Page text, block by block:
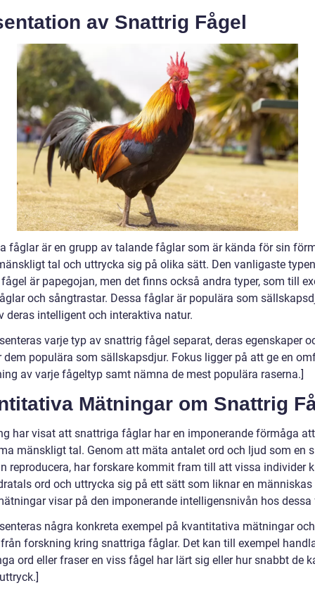
av Snattrig Fågel
fåglar är en grupp av talande fåglar som är kända för sin
tal och uttrycka sig på olika sätt. Den vanligaste
är papegojan, men det finns också andra typer, som till
och sångtrastar. Dessa fåglar är populära som
deras intelligent och interaktiva natur.
varje typ av snattrig fågel separat, deras egenskaper
dem populära som sällskapsdjur. Fokus ligger på att ge en
av varje fågeltyp samt nämna de mest populära raserna.]
Mätningar om Snattrig
har visat att snattriga fåglar har en imponerande förmåga
mänskligt tal. Genom att mäta antalet ord och ljud som en
reproducera, har forskare kommit fram till att vissa individer
ord och uttrycka sig på ett sätt som liknar en människas
visar på den imponerande intelligensnivån hos dessa
några konkreta exempel på kvantitativa mätningar och
forskning kring snattriga fåglar. Det kan till exempel
ord eller fraser en viss fågel har lärt sig eller hur snabbt de